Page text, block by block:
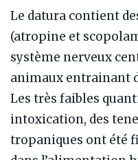
Le datura contient
(atropine et
système nerveux
animaux entrainant
Les très faibles
intoxication, des
tropaniques ont été